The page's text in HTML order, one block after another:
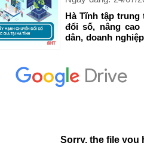
Hà Tĩnh tập trung
đổi số, nâng
dân, doanh